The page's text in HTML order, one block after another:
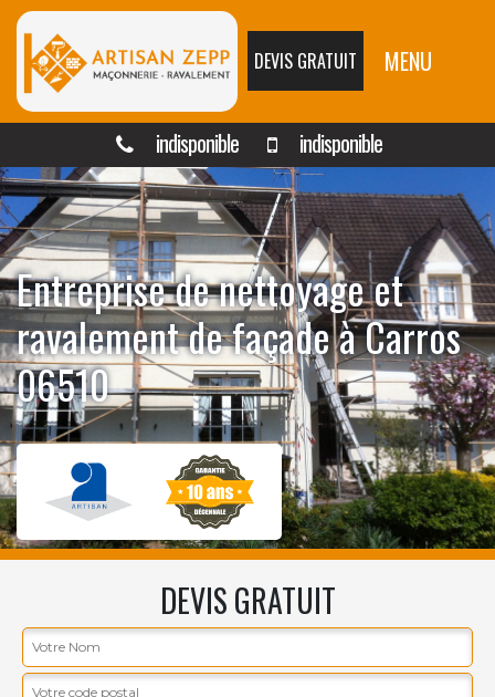
DEVIS GRATUIT MENU
indisponible indisponible
Entreprise de nettoyage et
ravalement de façade à Carros
06510
DEVIS GRATUIT